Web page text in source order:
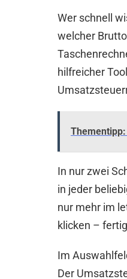
Wer schnell
welcher
hilfreicher
Thementipp:
In nur zwei
in jeder
nur mehr im
klicken –
Im
Der